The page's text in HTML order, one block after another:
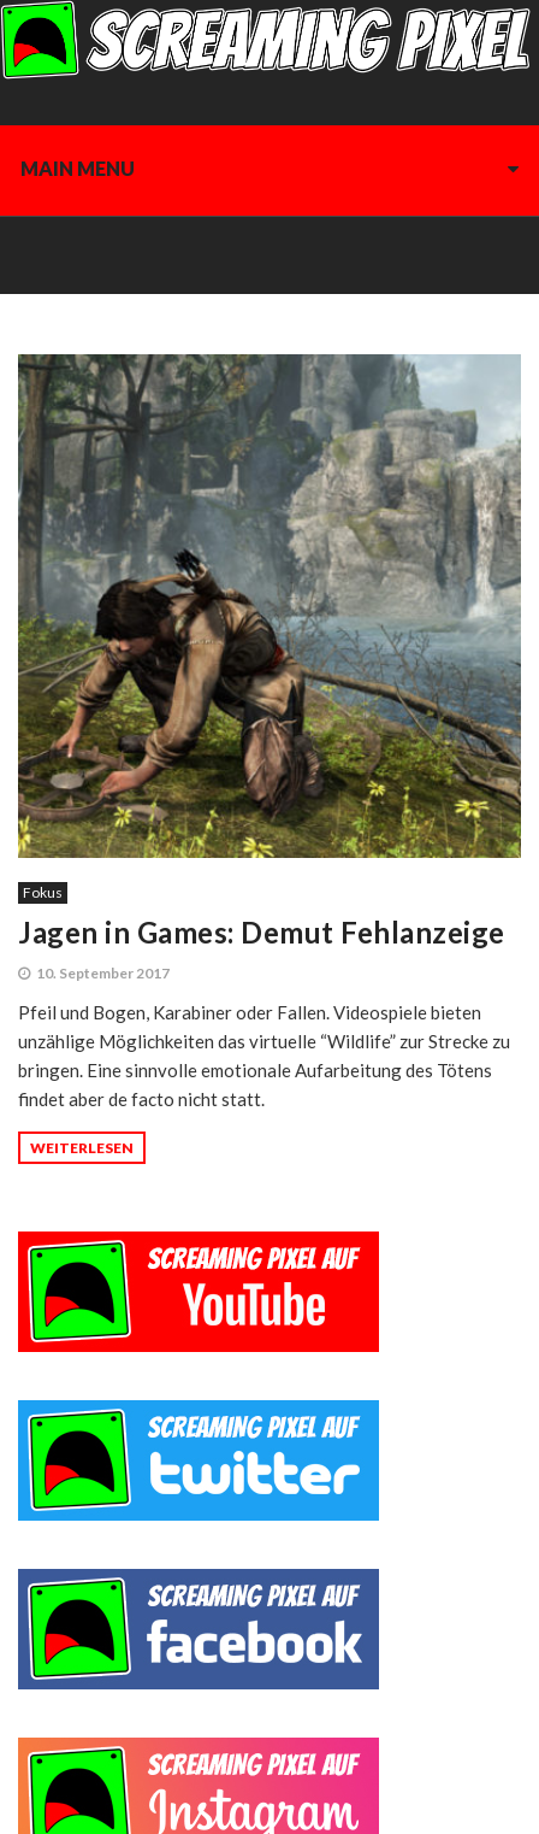
MAIN MENU
Fokus
Jagen in Games: Demut Fehlanzeige
10. September 2017
Pfeil und Bogen, Karabiner oder Fallen. Videospiele bieten
unzählige Möglichkeiten das virtuelle “Wildlife” zur Strecke zu
bringen. Eine sinnvolle emotionale Aufarbeitung des Tötens
findet aber de facto nicht statt.
WEITERLESEN